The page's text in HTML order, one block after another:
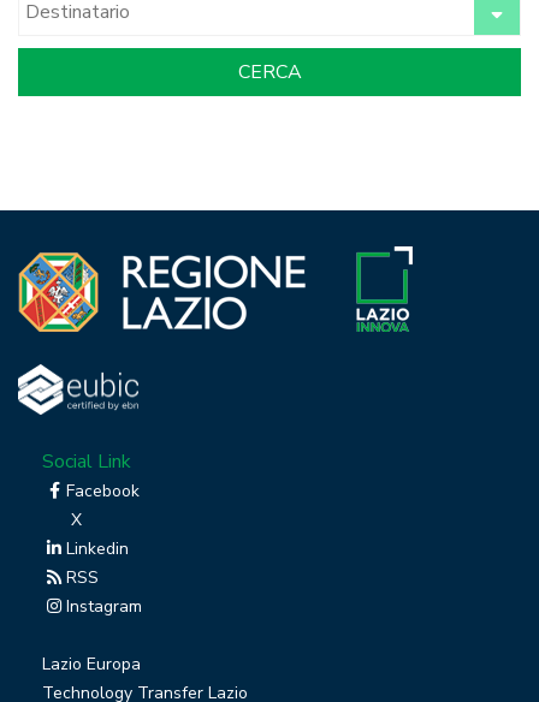
Social Link
Facebook
X
Linkedin
RSS
Instagram
Lazio Europa
Technology Transfer Lazio